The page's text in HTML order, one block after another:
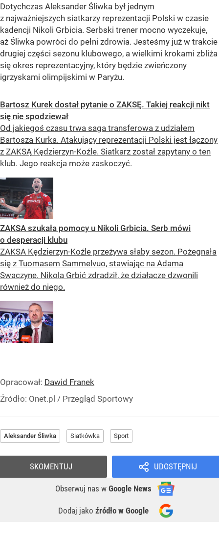
Dotychczas Aleksander Śliwka był jednym
z najważniejszych siatkarzy reprezentacji Polski w czasie
kadencji Nikoli Grbicia. Serbski trener mocno wyczekuje,
aż Śliwka powróci do pełni zdrowia. Jesteśmy już w trakcie
drugiej części sezonu klubowego, a wielkimi krokami zbliża
się okres reprezentacyjny, który będzie zwieńczony
igrzyskami olimpijskimi w Paryżu.
Bartosz Kurek dostał pytanie o ZAKSĘ. Takiej reakcji nikt
się nie spodziewał
Od jakiegoś czasu trwa saga transferowa z udziałem
Bartosza Kurka. Atakujący reprezentacji Polski jest łączony
z ZAKSĄ Kędzierzyn-Koźle. Siatkarz został zapytany o ten
klub. Jego reakcja może zaskoczyć.
ZAKSA szukała pomocy u Nikoli Grbicia. Serb mówi
o desperacji klubu
ZAKSA Kędzierzyn-Koźle przeżywa słaby sezon. Pożegnała
się z Tuomasem Sammelvuo, stawiając na Adama
Swaczyne. Nikola Grbić zdradził, że działacze dzwonili
również do niego.
Opracował: Dawid Franek
Źródło: Onet.pl / Przegląd Sportowy
Aleksander Śliwka Siatkówka Sport
UDOSTĘPNIJ
Obserwuj nas w Google News
Dodaj jako źródło w Google
SKOMENTUJ